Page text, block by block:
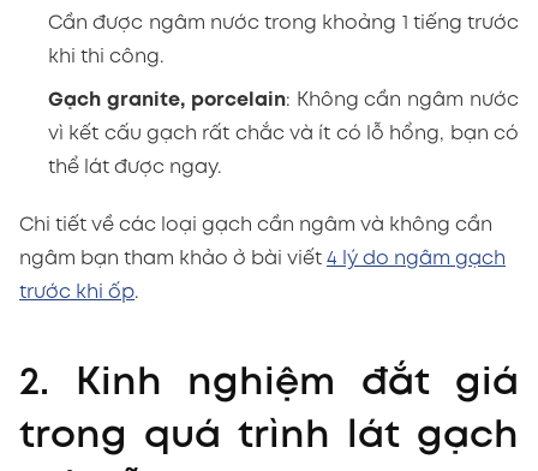
Cần được ngâm nước trong khoảng 1 tiếng trước
khi thi công.
Gạch granite, porcelain: Không cần ngâm nước
vì kết cấu gạch rất chắc và ít có lỗ hổng, bạn có
thể lát được ngay.
Chi tiết về các loại gạch cần ngâm và không cần
ngâm bạn tham khảo ở bài viết 4 lý do ngâm gạch
trước khi ốp.
2. Kinh nghiệm đắt giá
trong quá trình lát gạch